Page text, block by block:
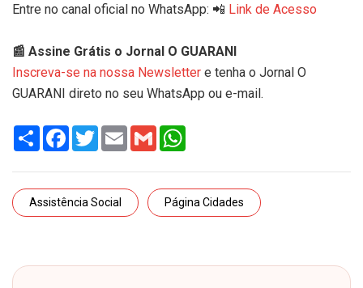
Entre no canal oficial no WhatsApp: 📲 Link de Acesso
📰 Assine Grátis o Jornal O GUARANI
Inscreva-se na nossa Newsletter e tenha o Jornal O
GUARANI direto no seu WhatsApp ou e-mail.
Share Facebook
TwitterEmail Gmail
Assistência Social Página Cidades